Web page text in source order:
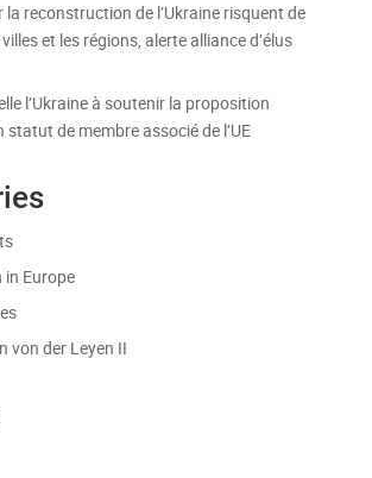
reconstruction de l’Ukraine risquent de
et les régions, alerte alliance d’élus
l’Ukraine à soutenir la proposition
statut de membre associé de l’UE
Europe
von der Leyen II